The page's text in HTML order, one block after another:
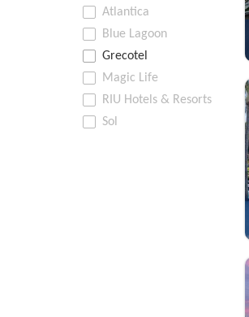
Atlantica
Blue Lagoon
Grecotel
Magic Life
RIU Hotels & Resorts
Sol